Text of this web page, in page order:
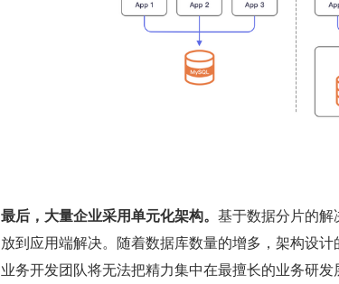
最后，大量企业采用单元化架构。 基于数据分片的
放到应用端解决。随着数据库数量的增多，架构设
业务开发团队将无法把精力集中在最擅长的业务研